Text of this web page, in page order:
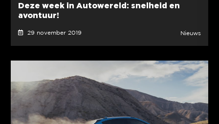
Deze week in Autowereld: snelheid en
avontuur!
29 november 2019 Nieuws